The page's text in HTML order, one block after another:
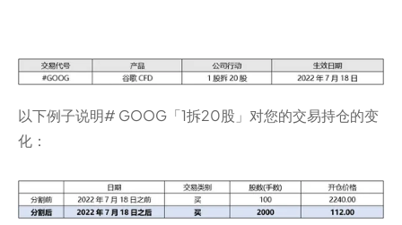
以下例子说明# GOOG「1拆20股」对您的交易持仓的变
化：